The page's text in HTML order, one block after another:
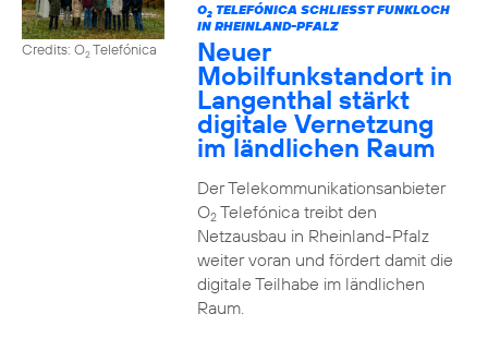
Credits: O2Telefónica
O2TELEFÓNICA SCHLIESST FUNKLOCH I
N RHEINLAND-PFALZ
Neuer
Mobilfunkstandort in
Langenthal stärkt
digitale Vernetzung
im ländlichen Raum
Der Telekommunikationsanbieter
O2Telefónica treibt den
Netzausbau in Rheinland-Pfalz
weiter voran und fördert damit die
digitale Teilhabe im ländlichen
Raum.